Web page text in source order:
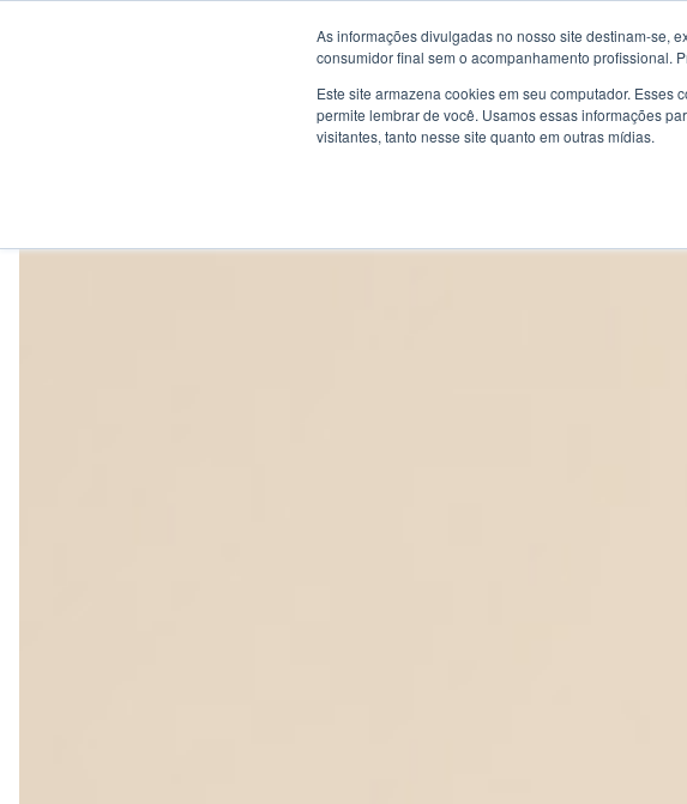
As informações divulgadas no nosso site destinam-se,
consumidor final sem o acompanhamento profissional.
Este site armazena cookies em seu computador.
permite lembrar de você. Usamos essas informações
visitantes, tanto nesse site quanto em outras mídias.
Quem somos Magistral Indústria